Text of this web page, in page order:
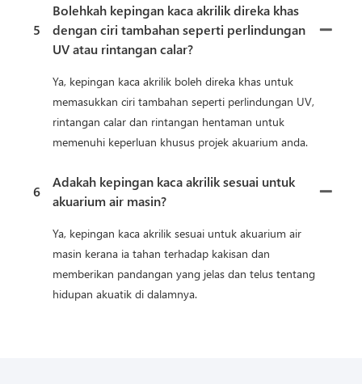
5
Bolehkah kepingan kaca akrilik direka khas
dengan ciri tambahan seperti perlindungan
UV atau rintangan calar?
Ya, kepingan kaca akrilik boleh direka khas untuk
memasukkan ciri tambahan seperti perlindungan UV,
rintangan calar dan rintangan hentaman untuk
memenuhi keperluan khusus projek akuarium anda.
6
Adakah kepingan kaca akrilik sesuai untuk
akuarium air masin?
Ya, kepingan kaca akrilik sesuai untuk akuarium air
masin kerana ia tahan terhadap kakisan dan
memberikan pandangan yang jelas dan telus tentang
hidupan akuatik di dalamnya.